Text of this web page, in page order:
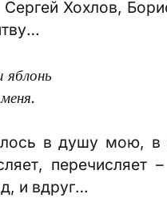
Сергей Хохлов,
яблонь
в душу мою,
перечисляет
и вдруг…